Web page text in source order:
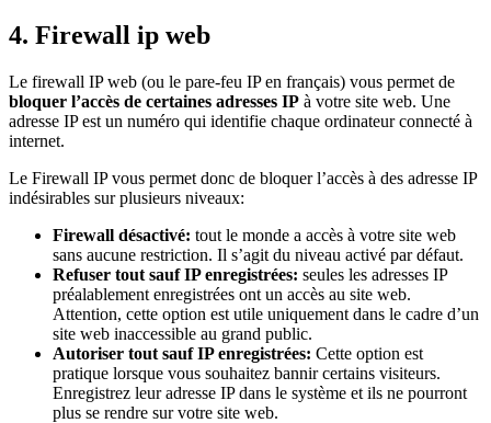
4. Firewall ip web
Le firewall IP web (ou le pare-feu IP en français) vous permet de
bloquer l’accès de certaines adresses IP à votre site web. Une
adresse IP est un numéro qui identifie chaque ordinateur connecté à
internet.
Le Firewall IP vous permet donc de bloquer l’accès à des adresse IP
indésirables sur plusieurs niveaux:
Firewall désactivé: tout le monde a accès à votre site web
sans aucune restriction. Il s’agit du niveau activé par défaut.
Refuser tout sauf IP enregistrées: seules les adresses IP
préalablement enregistrées ont un accès au site web.
Attention, cette option est utile uniquement dans le cadre d’un
site web inaccessible au grand public.
Autoriser tout sauf IP enregistrées: Cette option est
pratique lorsque vous souhaitez bannir certains visiteurs.
Enregistrez leur adresse IP dans le système et ils ne pourront
plus se rendre sur votre site web.